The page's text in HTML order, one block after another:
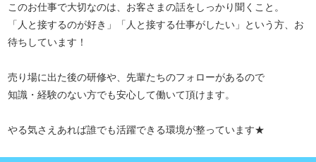
このお仕事で大切なのは、お客さまの話をしっかり聞くこと。
「人と接するのが好き」「人と接する仕事がしたい」という方、お
待ちしています！
売り場に出た後の研修や、先輩たちのフォローがあるので
知識・経験のない方でも安心して働いて頂けます。
やる気さえあれば誰でも活躍できる環境が整っています★